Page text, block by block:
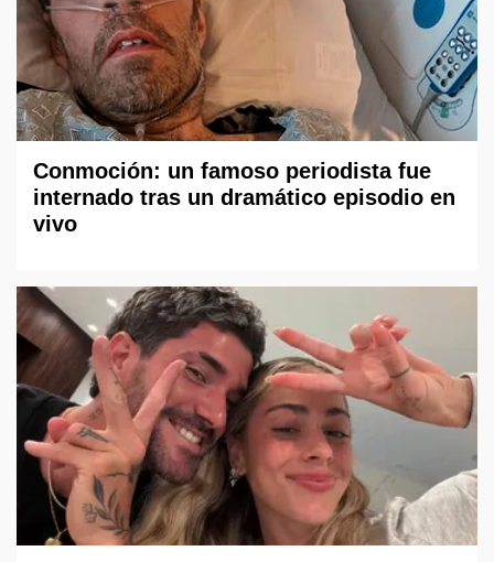
Conmoción: un famoso periodista fue
internado tras un dramático episodio en
vivo